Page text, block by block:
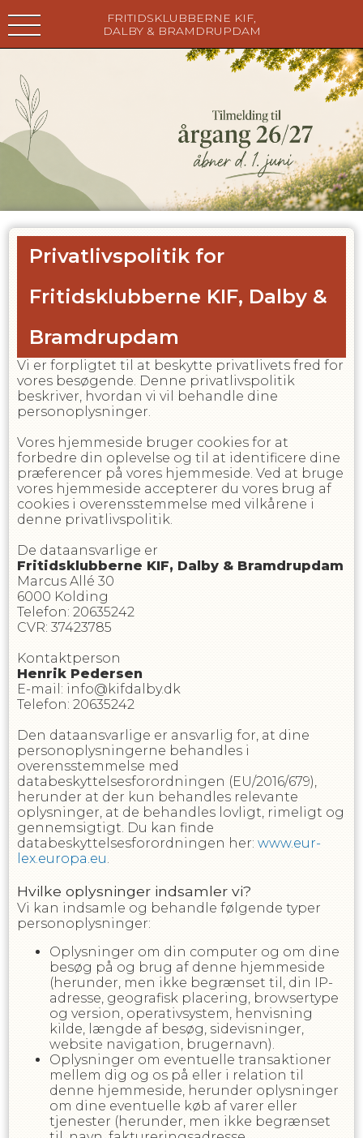
FRITIDSKLUBBERNE KIF,
DALBY & BRAMDRUPDAM
Privatlivspolitik for
Fritidsklubberne KIF, Dalby &
Bramdrupdam
Vi er forpligtet til at beskytte privatlivets fred for
vores besøgende. Denne privatlivspolitik
beskriver, hvordan vi vil behandle dine
personoplysninger.
Vores hjemmeside bruger cookies for at
forbedre din oplevelse og til at identificere dine
præferencer på vores hjemmeside. Ved at bruge
vores hjemmeside accepterer du vores brug af
cookies i overensstemmelse med vilkårene i
denne privatlivspolitik.
De dataansvarlige er
Fritidsklubberne KIF, Dalby & Bramdrupdam
Marcus Allé 30
6000 Kolding
Telefon: 20635242
CVR: 37423785
Kontaktperson
Henrik Pedersen
E-mail : info@kifdalby.dk
Telefon: 20635242
Den dataansvarlige er ansvarlig for, at dine
personoplysningerne behandles i
overensstemmelse med
databeskyttelsesforordningen (EU/2016/679),
herunder at der kun behandles relevante
oplysninger, at de behandles lovligt, rimeligt og
gennemsigtigt. Du kan finde
databeskyttelsesforordningen her: www.eur-
lex.europa.eu.
Hvilke oplysninger indsamler vi?
Vi kan indsamle og behandle følgende typer
personoplysninger:
Oplysninger om din computer og om dine
besøg på og brug af denne hjemmeside
(herunder, men ikke begrænset til, din IP-
adresse, geografisk placering, browsertype
og version, operativsystem, henvisning
kilde, længde af besøg, sidevisninger,
website navigation, brugernavn).
Oplysninger om eventuelle transaktioner
mellem dig og os på eller i relation til
denne hjemmeside, herunder oplysninger
om dine eventuelle køb af varer eller
tjenester (herunder, men ikke begrænset